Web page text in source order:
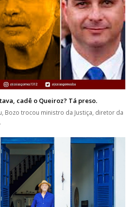
cadê o Queiroz? Tá preso.
Bozo trocou ministro da Justiça, diretor da